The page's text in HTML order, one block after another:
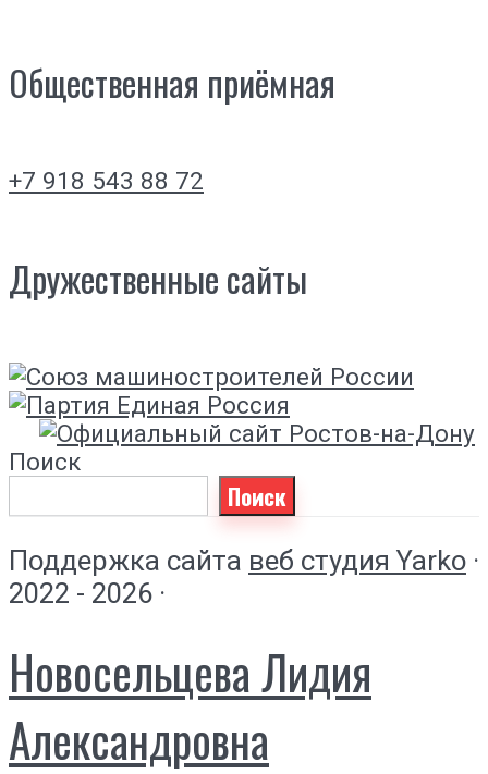
Общественная приёмная
+7 918 543 88 72
Дружественные сайты
Поиск
Поиск
Поддержка сайта веб студия Yarko ·
2022 - 2026 ·
Новосельцева Лидия
Александровна